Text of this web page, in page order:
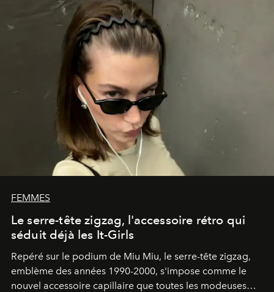
FEMMES
Le serre-tête zigzag, l'accessoire rétro qui
séduit déjà les It-Girls
Repéré sur le podium de Miu Miu, le serre-tête zigzag,
emblème des années 1990-2000, s'impose comme le
nouvel accessoire capillaire que toutes les modeuses